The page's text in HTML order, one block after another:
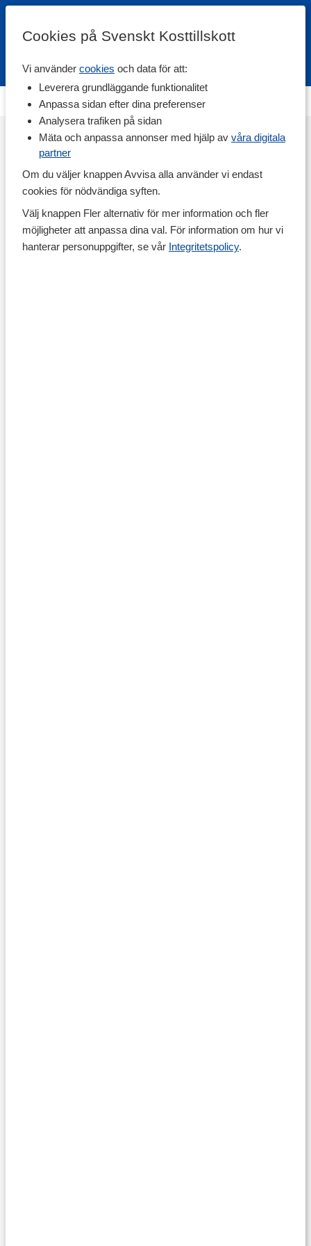
Cookies på Svenskt Kosttillskott
Vi använder cookies och data för att:
Leverera grundläggande funktionalitet
Anpassa sidan efter dina preferenser
Analysera trafiken på sidan
Mäta och anpassa annonser med hjälp av våra digitala
partner
Om du väljer knappen Avvisa alla använder vi endast
cookies för nödvändiga syften.
Välj knappen Fler alternativ för mer information och fler
möjligheter att anpassa dina val. För information om hur vi
hanterar personuppgifter, se vår Integritetspolicy.
Fri frakt Snabb leverans
Ingen kampanjsida är skapad.